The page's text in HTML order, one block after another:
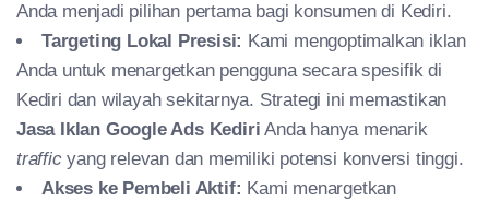
Anda menjadi pilihan pertama bagi konsumen di Kediri.
Targeting Lokal Presisi: Kami mengoptimalkan iklan
Anda untuk menargetkan pengguna secara spesifik di
Kediri dan wilayah sekitarnya. Strategi ini memastikan
Jasa Iklan Google Ads Kediri Anda hanya menarik
trafficyang relevan dan memiliki potensi konversi tinggi.
Akses ke Pembeli Aktif: Kami menargetkan